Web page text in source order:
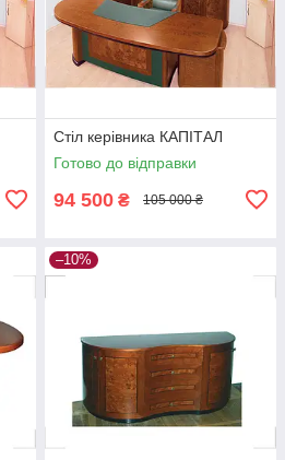
Стіл керівника КАПІТАЛ
Готово до відправки
94 500 ₴ 105 000 ₴
–10%